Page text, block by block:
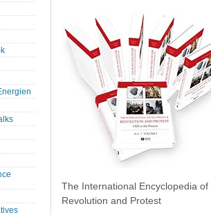
The International Encyclopedia of
Revolution and Protest